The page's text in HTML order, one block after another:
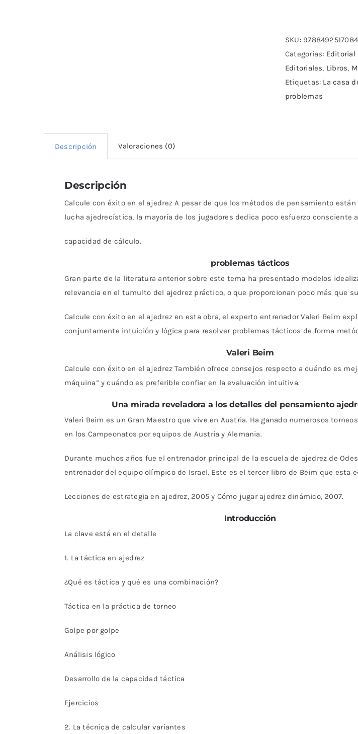
en
el
ajedrez
cantidad
SKU: 9788492517084
Categorías: Editorial
Editoriales, Libros,
Etiquetas: La casa
problemas
Descripción Valoraciones (0)
Descripción
Calcule con éxito en el ajedrez A pesar de que los métodos de pensamiento están
lucha ajedrecística, la mayoría de los jugadores dedica poco esfuerzo consciente
capacidad de cálculo.
problemas tácticos
Gran parte de la literatura anterior sobre este tema ha presentado modelos
relevancia en el tumulto del ajedrez práctico, o que proporcionan poco más que
Calcule con éxito en el ajedrez en esta obra, el experto entrenador Valeri Beim
conjuntamente intuición y lógica para resolver problemas tácticos de forma
Valeri Beim
Calcule con éxito en el ajedrez También ofrece consejos respecto a cuándo es
máquina” y cuándo es preferible confiar en la evaluación intuitiva.
Una mirada reveladora a los detalles del pensamiento
Valeri Beim es un Gran Maestro que vive en Austria. Ha ganado numerosos
en los Campeonatos por equipos de Austria y Alemania.
Durante muchos años fue el entrenador principal de la escuela de ajedrez de
entrenador del equipo olímpico de Israel. Este es el tercer libro de Beim que esta
Lecciones de estrategia en ajedrez, 2005 y Cómo jugar ajedrez dinámico, 2007.
Introducción
La clave está en el detalle
1. La táctica en ajedrez
¿Qué es táctica y qué es una combinación?
Táctica en la práctica de torneo
Golpe por golpe
Análisis lógico
Desarrollo de la capacidad táctica
Ejercicios
2. La técnica de calcular variantes